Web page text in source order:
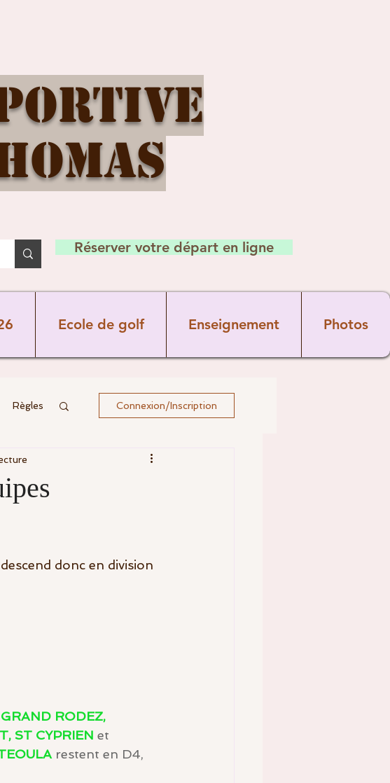
Réserver votre départ en ligne
Ecole de golf Enseignement Photos
Règles Connexion/Inscription
donc en division
GRAND RODEZ,
ST CYPRIEN et
restent en D4,